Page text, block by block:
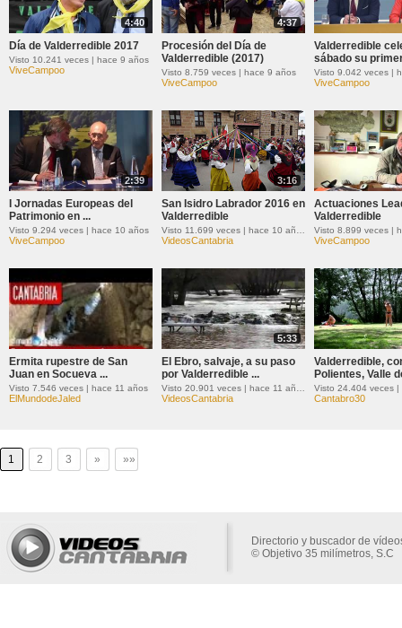
4:40
Día de Valderredible 2017
Visto 10.241 veces | hace 9 años
ViveCampoo
4:37
Procesión del Día de
Valderredible (2017)
Visto 8.759 veces | hace 9 años
ViveCampoo
Valderredible
sábado su
Visto 9.042 veces |
ViveCampoo
2:39
I Jornadas Europeas del
Patrimonio en ...
Visto 9.294 veces | hace 10 años
ViveCampoo
3:16
San Isidro Labrador 2016 en
Valderredible
VideosCantabria
Actuaciones
Valderredible
Visto 8.899 veces |
ViveCampoo
3:19
Ermita rupestre de San
Juan en Socueva ...
Visto 7.546 veces | hace 11 años
ElMundodeJaled
5:33
El Ebro, salvaje, a su paso
por Valderredible ...
VideosCantabria
Valderredible,
Polientes, Valle
Cantabro30
1 2 3 » »»
Directorio y buscador de
© Objetivo 35 milímetros, S.C